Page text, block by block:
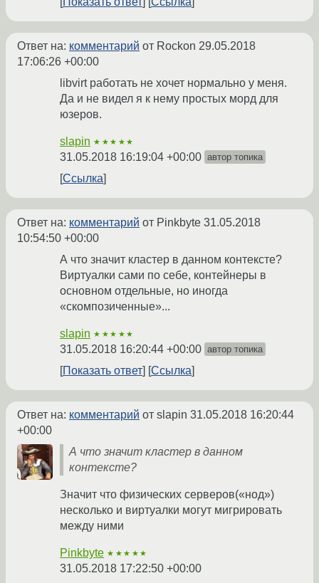
Ответ на: комментарий от Rockon 29.05.2018
17:06:26 +00:00
libvirt работать не хочет нормально у меня.
Да и не видел я к нему простых морд для
юзеров.
slapin ★★★★★
31.05.2018 16:19:04 +00:00 автор топика
Ссылка
Ответ на: комментарий от Pinkbyte 31.05.2018
10:54:50 +00:00
А что значит кластер в данном контексте?
Виртуалки сами по себе, контейнеры в
основном отдельные, но иногда
«скомпозиченные»...
slapin ★★★★★
31.05.2018 16:20:44 +00:00 автор топика
Показать ответ Ссылка
Ответ на: комментарий от slapin 31.05.2018 16:20:44
+00:00
А что значит кластер в данном
контексте?
Значит что физических серверов(«нод»)
несколько и виртуалки могут мигрировать
между ними
Pinkbyte ★★★★★
31.05.2018 17:22:50 +00:00